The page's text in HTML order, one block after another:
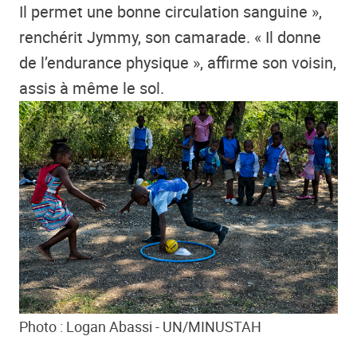
Il permet une bonne circulation sanguine »,
renchérit Jymmy, son camarade. « Il donne
de l’endurance physique », affirme son voisin,
assis à même le sol.
Photo : Logan Abassi - UN/MINUSTAH